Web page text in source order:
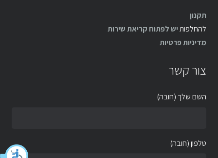
תקנון
להחלפותיש לפתוח קריאת שירות
מדיניות פרטיות
צור קשר
השם שלך (חובה)
טלפון (חובה)